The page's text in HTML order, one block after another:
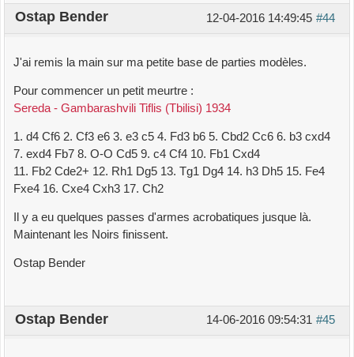
#44
12-04-2016 14:49:45
Ostap Bender
J'ai remis la main sur ma petite base de parties modèles.
Pour commencer un petit meurtre :
Sereda - Gambarashvili Tiflis (Tbilisi) 1934
1. d4 Cf6 2. Cf3 e6 3. e3 c5 4. Fd3 b6 5. Cbd2 Cc6 6. b3 cxd4
7. exd4 Fb7 8. O-O Cd5 9. c4 Cf4 10. Fb1 Cxd4
11. Fb2 Cde2+ 12. Rh1 Dg5 13. Tg1 Dg4 14. h3 Dh5 15. Fe4
Fxe4 16. Cxe4 Cxh3 17. Ch2
Il y a eu quelques passes d'armes acrobatiques jusque là.
Maintenant les Noirs finissent.
Ostap Bender
#45
14-06-2016 09:54:31
Ostap Bender